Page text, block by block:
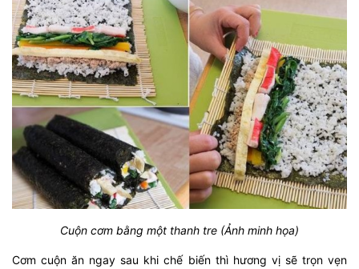
Cuộn cơm bằng một thanh tre (Ảnh minh họa)
Cơm cuộn ăn ngay sau khi chế biến thì hương vị sẽ trọn vẹn